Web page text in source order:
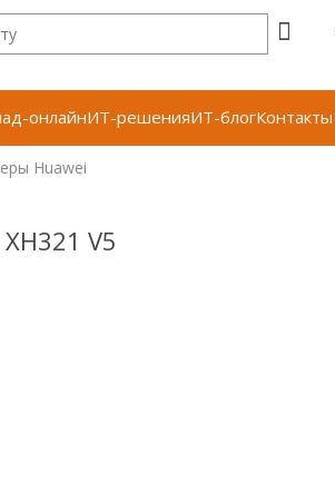
онлайнИТ-решенияИТ-блогКонтакты
Huawei
V5